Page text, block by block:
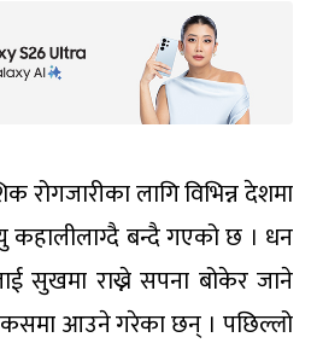
रोगजारीका लागि विभिन्न देशमा
कहालीलाग्दै बन्दै गएको छ । धन
सुखमा राख्ने सपना बोकेर जाने
आउने गरेका छन् । पछिल्लो